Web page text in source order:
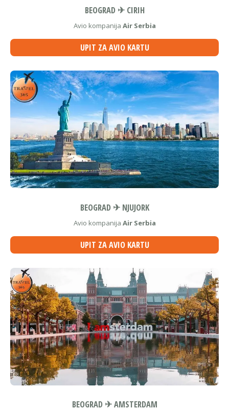
BEOGRAD ✈ CIRIH
Avio kompanija Air Serbia
UPIT ZA AVIO KARTU
BEOGRAD ✈ NJUJORK
Avio kompanija Air Serbia
UPIT ZA AVIO KARTU
BEOGRAD ✈ AMSTERDAM